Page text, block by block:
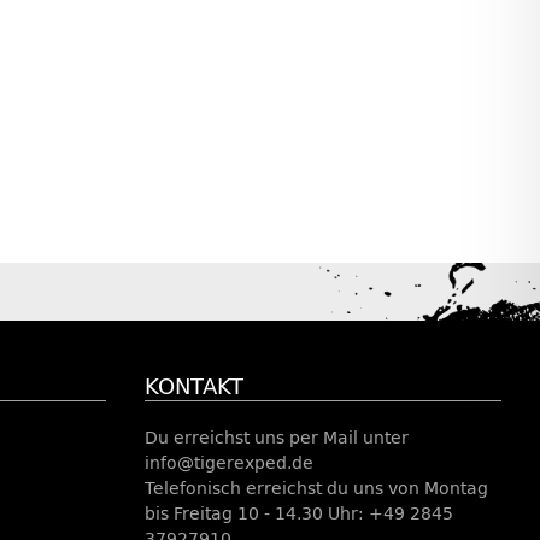
KONTAKT
Du erreichst uns per Mail unter
info@tigerexped.de
Telefonisch erreichst du uns von Montag
bis Freitag 10 - 14.30 Uhr: +49 2845